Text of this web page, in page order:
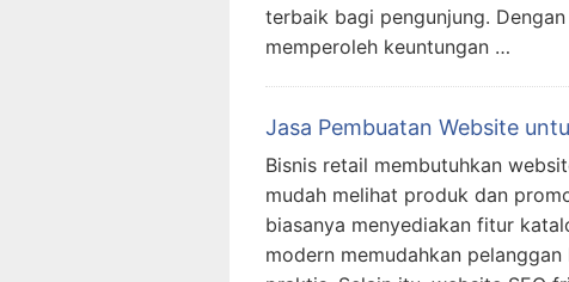
terbaik bagi pengunjung.
memperoleh keuntungan …
Jasa Pembuatan Website
Bisnis retail membutuhkan
mudah melihat produk dan
biasanya menyediakan fitur
modern memudahkan